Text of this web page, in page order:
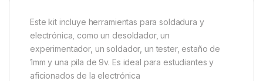
Este kit incluye herramientas para soldadura y
electrónica, como un desoldador, un
experimentador, un soldador, un tester, estaño de
1mm y una pila de 9v. Es ideal para estudiantes y
aficionados de la electrónica